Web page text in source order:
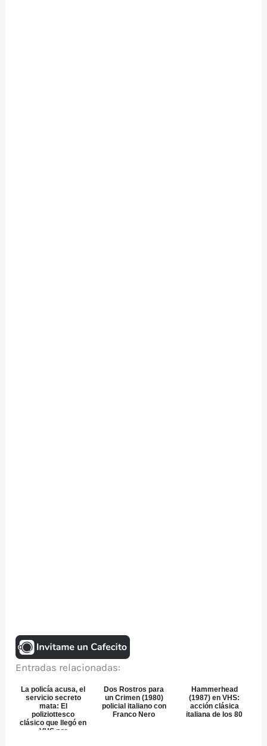
Entradas relacionadas:
La policía acusa, el
servicio secreto
mata: El
poliziottesco
clásico que llegó en
VHS por
Dos Rostros para
un Crimen (1980)
policial italiano con
Franco Nero
Hammerhead
(1987) en VHS:
acción clásica
italiana de los 80